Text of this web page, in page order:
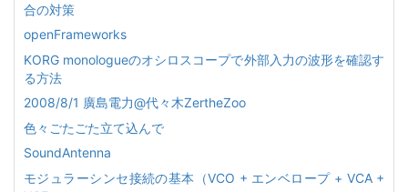
合の対策
openFrameworks
KORG monologueのオシロスコープで外部入力の波形を確認す
る方法
2008/8/1 廣島電力@代々木ZertheZoo
色々ごたごた立て込んで
SoundAntenna
モジュラーシンセ接続の基本（VCO + エンベロープ + VCA +